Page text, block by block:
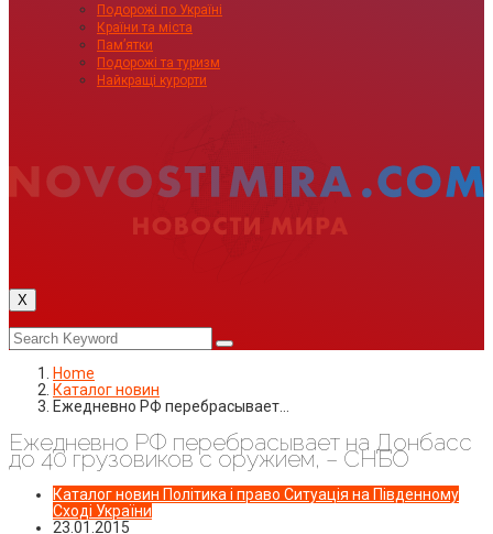
Подорожі по Україні
Країни та міста
Пам’ятки
Подорожі та туризм
Найкращі курорти
X
Home
Каталог новин
Ежедневно РФ перебрасывает…
Ежедневно РФ перебрасывает на Донбасс
до 40 грузовиков с оружием, – СНБО
Каталог новин Політика і право Ситуація на Південному
Сході України
23.01.2015